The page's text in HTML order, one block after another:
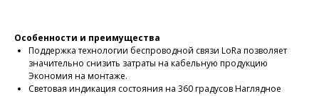
Особенности и преимущества
Поддержка технологии беспроводной связи LoRa позволяет
значительно снизить затраты на кабельную продукцию
Экономия на монтаже.
Световая индикация состояния на 360 градусовНаглядное